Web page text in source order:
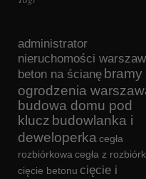
administrator
nieruchomości
beton na ścianę bramy
ogrodzenia
budowa domu pod
klucz budowlanka i
deweloperka cegła
rozbiórkowa cegła z
cięcie betonu cięcie i